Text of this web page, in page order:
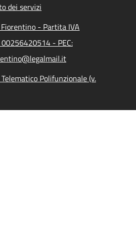
dei servizi
- Partita IVA
- PEC:
Polifunzionale (v.